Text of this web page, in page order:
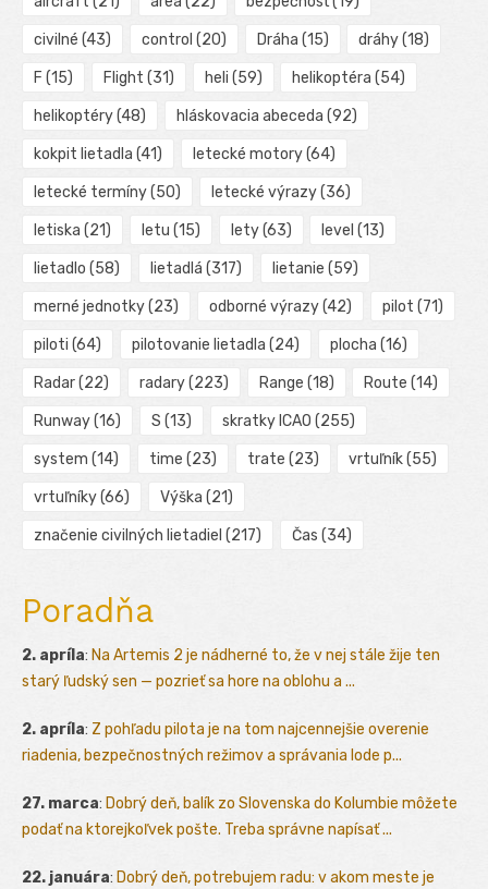
civilné (43) control (20) Dráha (15) dráhy(18)
F (15) Flight (31) heli (59) helikoptéra (54)
helikoptéry(48) hláskovacia abeceda (92)
kokpit lietadla (41) letecké motory(64)
letecké termíny(50) letecké výrazy(36)
letiska (21) letu (15) lety(63) level (13)
lietadlo (58) lietadlá (317) lietanie (59)
merné jednotky(23) odborné výrazy(42) pilot (71)
piloti (64) pilotovanie lietadla (24) plocha (16)
Radar(22) radary(223) Range (18) Route (14)
Runway(16) S (13) skratky ICAO (255)
system (14) time (23) trate (23) vrtuľník(55)
vrtuľníky(66) Výška (21)
značenie civilných lietadiel (217) Čas (34)
Poradňa
2. apríla: Na Artemis 2 je nádherné to, že v nej stále žije ten
starý ľudský sen — pozrieť sa hore na oblohu a ...
2. apríla: Z pohľadu pilota je na tom najcennejšie overenie
riadenia, bezpečnostných režimov a správania lode p...
27. marca: Dobrý deň, balík zo Slovenska do Kolumbie môžete
podať na ktorejkoľvek pošte. Treba správne napísať ...
22. januára: Dobrý deň, potrebujem radu: v akom meste je